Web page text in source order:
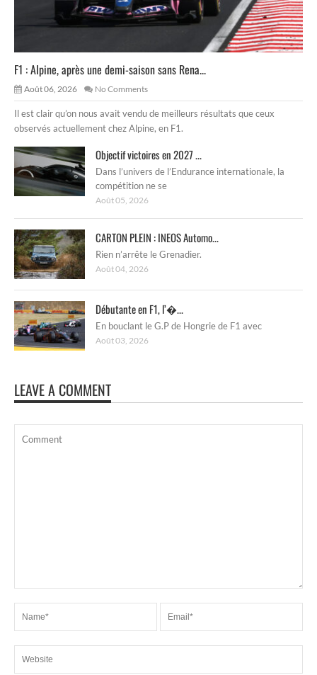
F1 : Alpine, après une demi-saison sans Rena...
Août 06, 2026 No Comments
Il est clair qu’on nous avait vendu de meilleurs résultats que ceux
observés actuellement chez Alpine, en F1.
Objectif victoires en 2027 ...
Dans l’univers de l’Endurance internationale, la
compétition ne se
Août 05, 2026
CARTON PLEIN : INEOS Automo...
Rien n’arrête le Grenadier.
Août 04, 2026
Débutante en F1, l’�...
En bouclant le G.P de Hongrie de F1 avec
Août 03, 2026
LEAVE A COMMENT